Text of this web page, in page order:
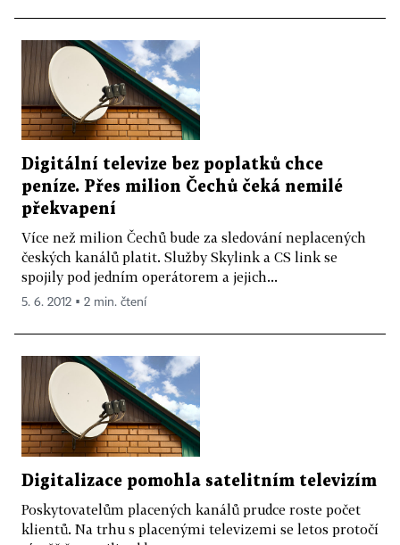
Digitální televize bez poplatků chce
peníze. Přes milion Čechů čeká nemilé
překvapení
Více než milion Čechů bude za sledování neplacených
českých kanálů platit. Služby Skylink a CS link se
spojily pod jedním operátorem a jejich...
5. 6. 2012 ▪ 2 min. čtení
Digitalizace pomohla satelitním televizím
Poskytovatelům placených kanálů prudce roste počet
klientů. Na trhu s placenými televizemi se letos protočí